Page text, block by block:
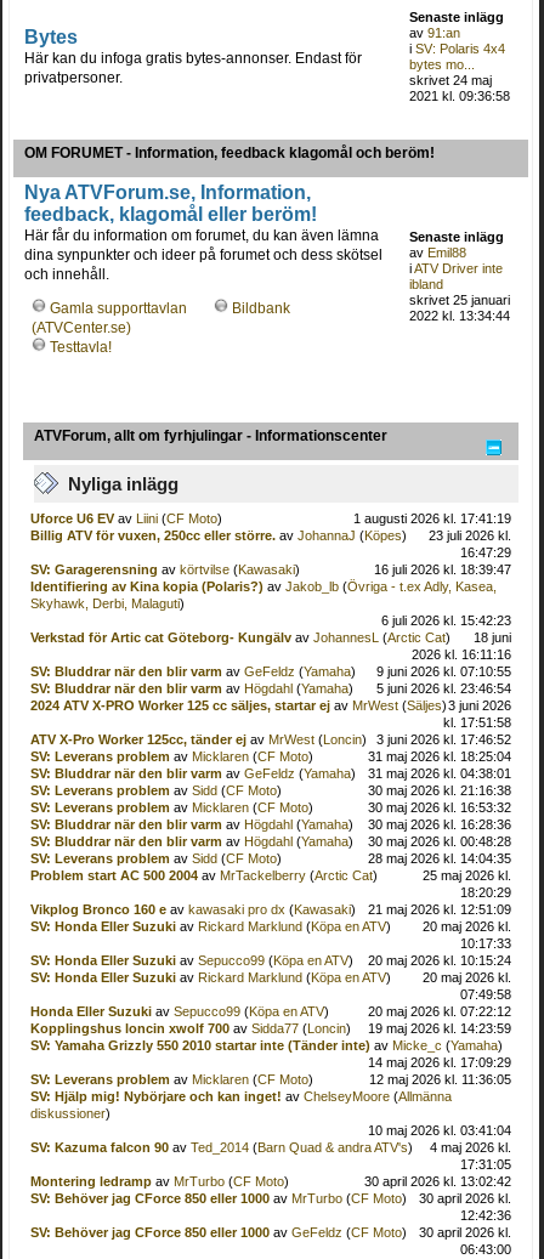
Bytes
Här kan du infoga gratis bytes-annonser. Endast för
privatpersoner.
Senaste inlägg
av91:an
iSV: Polaris 4x4
bytes mo...
skrivet 24 maj
2021 kl. 09:36:58
OM FORUMET - Information, feedback klagomål och beröm!
Nya ATVForum.se, Information,
feedback, klagomål eller beröm!
Här får du information om forumet, du kan även lämna
dina synpunkter och ideer på forumet och dess skötsel
och innehåll.
Gamla supporttavlan
(ATVCenter.se)
Testtavla!
Bildbank
Senaste inlägg
avEmil88
iATV Driver inte
ibland
skrivet 25 januari
2022 kl. 13:34:44
ATVForum, allt om fyrhjulingar - Informationscenter
Nyliga inlägg
Uforce U6 EVav Liini(CF Moto)
1 augusti 2026 kl. 17:41:19
Billig ATV för vuxen, 250cc eller större.av JohannaJ (Köpes)
23 juli 2026 kl.
16:47:29
SV: Garagerensning av körtvilse(Kawasaki)
16 juli 2026 kl. 18:39:47
Identifiering av Kina kopia (Polaris?) av Jakob_lb(Övriga - t.ex Adly, Kasea,
Skyhawk, Derbi, Malaguti)
6 juli 2026 kl. 15:42:23
Verkstad för Artic cat Göteborg- Kungälvav JohannesL (Arctic Cat)
18 juni
2026 kl. 16:11:16
SV: Bluddrar när den blir varmav GeFeldz (Yamaha)
9 juni 2026 kl. 07:10:55
SV: Bluddrar när den blir varmav Högdahl (Yamaha)
5 juni 2026 kl. 23:46:54
2024 ATV X-PRO Worker 125 cc säljes, startar ejav MrWest(Säljes)3 juni 2026
kl. 17:51:58
ATV X-Pro Worker 125cc, tänder ejav MrWest(Loncin)
3 juni 2026 kl. 17:46:52
SV: Leverans problem av Micklaren(CF Moto)
31 maj 2026 kl. 18:25:04
SV: Bluddrar när den blir varmav GeFeldz (Yamaha)
31 maj 2026 kl. 04:38:01
SV: Leverans problem av Sidd (CF Moto)
30 maj 2026 kl. 21:16:38
SV: Leverans problem av Micklaren(CF Moto)
30 maj 2026 kl. 16:53:32
SV: Bluddrar när den blir varmav Högdahl (Yamaha)
30 maj 2026 kl. 16:28:36
SV: Bluddrar när den blir varmav Högdahl (Yamaha)
30 maj 2026 kl. 00:48:28
SV: Leverans problem av Sidd (CF Moto)
28 maj 2026 kl. 14:04:35
Problem start AC 500 2004av MrTackelberry(Arctic Cat)
25 maj 2026 kl.
18:20:29
Vikplog Bronco 160 eav kawasaki pro dx (Kawasaki)
21 maj 2026 kl. 12:51:09
SV: Honda Eller Suzuki av Rickard Marklund (Köpa en ATV)
20 maj 2026 kl.
10:17:33
SV: Honda Eller Suzuki av Sepucco99(Köpa en ATV)
20 maj 2026 kl. 10:15:24
SV: Honda Eller Suzuki av Rickard Marklund (Köpa en ATV)
20 maj 2026 kl.
07:49:58
Honda Eller Suzuki av Sepucco99(Köpa en ATV)
20 maj 2026 kl. 07:22:12
Kopplingshus loncin xwolf 700av Sidda77(Loncin)
19 maj 2026 kl. 14:23:59
SV: Yamaha Grizzly 550 2010 startar inte (Tänder inte) av Micke_c (Yamaha)
14 maj 2026 kl. 17:09:29
SV: Leverans problem av Micklaren(CF Moto)
12 maj 2026 kl. 11:36:05
SV: Hjälp mig! Nybörjare och kan inget! av ChelseyMoore(Allmänna
diskussioner)
10 maj 2026 kl. 03:41:04
SV: Kazuma falcon 90av Ted_2014(Barn Quad & andra ATV's)
4 maj 2026 kl.
17:31:05
Montering ledrampav MrTurbo(CF Moto)
30 april 2026 kl. 13:02:42
SV: Behöver jag CForce 850 eller 1000av MrTurbo(CF Moto)
30 april 2026 kl.
12:42:36
SV: Behöver jag CForce 850 eller 1000av GeFeldz (CF Moto)
30 april 2026 kl.
06:43:00